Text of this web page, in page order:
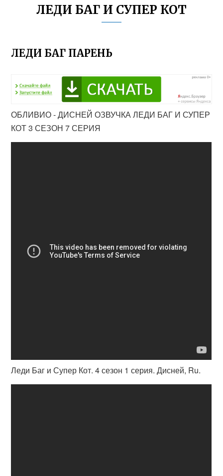
ЛЕДИ БАГ И СУПЕР КОТ
ЛЕДИ БАГ ПАРЕНЬ
ОБЛИВИО - ДИСНЕЙ ОЗВУЧКА ЛЕДИ БАГ И СУПЕР
КОТ 3 СЕЗОН 7 СЕРИЯ
Леди Баг и Супер Кот. 4 сезон 1 серия. Дисней, Ru.